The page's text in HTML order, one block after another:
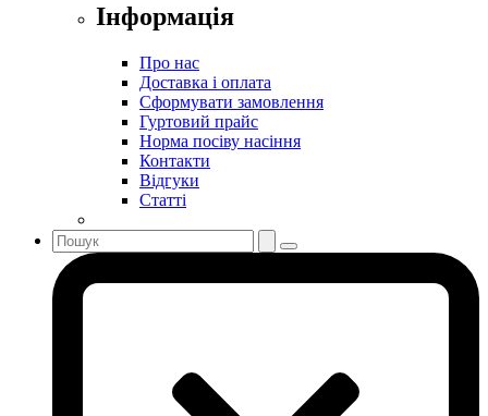
Інформація
Про нас
Доставка і оплата
Сформувати замовлення
Гуртовий прайс
Норма посіву насіння
Контакти
Відгуки
Статті